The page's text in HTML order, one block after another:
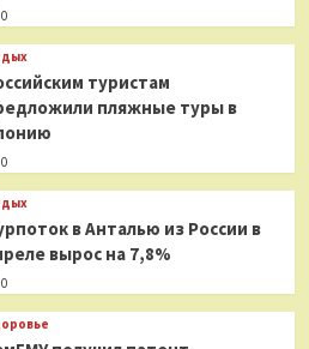
0
туристам
пляжные туры в
0
в Анталью из России в
вырос на 7,8%
0